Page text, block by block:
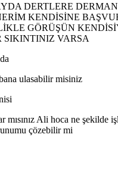
DERTLERE
KENDİSİNE
GÖRÜŞÜN
SIKINTINIZ VARSA
ulasabilir misiniz
mısınız Ali hoca ne şekilde
çözebilir mi